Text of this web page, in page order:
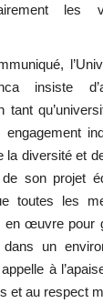
les
insiste
tant
engagement
la diversité et
son projet
toutes les
en œuvre pour
un
à
et au respect